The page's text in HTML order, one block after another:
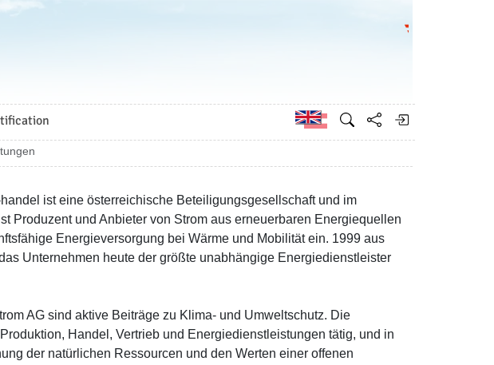
Go to the
German
ist eine österreichische Beteiligungsgesellschaft und im
Produzent und Anbieter von Strom aus erneuerbaren Energiequellen
Energieversorgung bei Wärme und Mobilität ein. 1999 aus
Unternehmen heute der größte unabhängige Energiedienstleister
AG sind aktive Beiträge zu Klima- und Umweltschutz. Die
Handel, Vertrieb und Energiedienstleistungen tätig, und in
der natürlichen Ressourcen und den Werten einer offenen